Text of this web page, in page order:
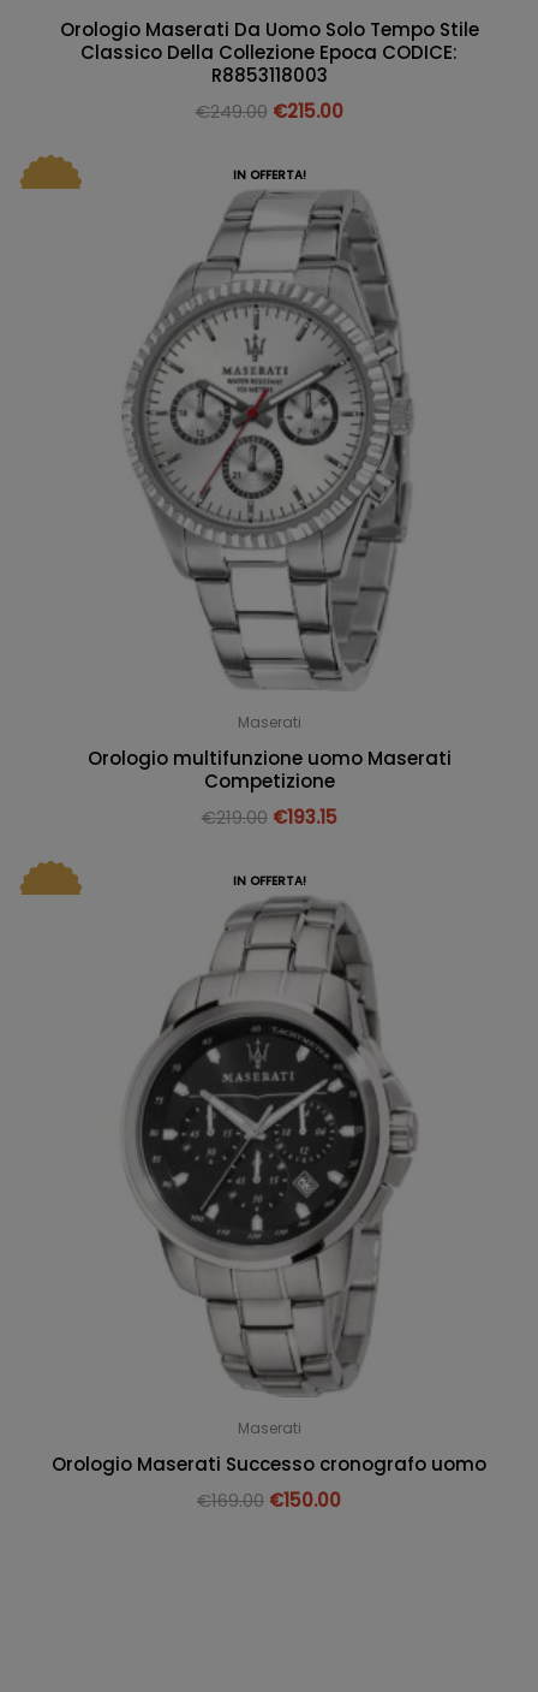
Orologio Maserati Da Uomo Solo Tempo Stile
Classico Della Collezione Epoca CODICE:
R8853118003
€249.00 €215.00
IN OFFERTA!
Maserati
Orologio multifunzione uomo Maserati
Competizione
€219.00 €193.15
IN OFFERTA!
Maserati
Orologio Maserati Successo cronografo uomo
€169.00 €150.00